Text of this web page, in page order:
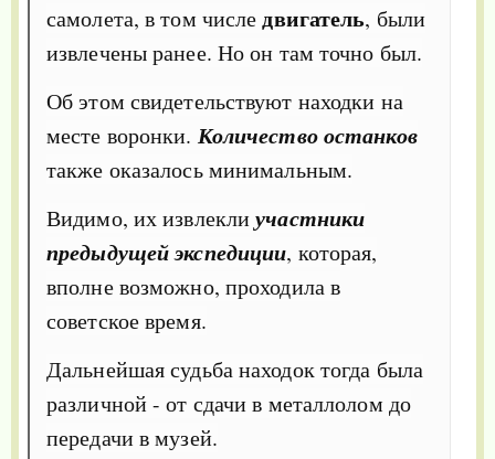
самолета, в том числедвигатель, были
извлечены ранее. Но он там точно был.
Об этом свидетельствуют находки на
месте воронки. Количество останков
также оказалось минимальным.
Видимо, их извлеклиучастники
предыдущей экспедиции, которая,
вполне возможно, проходила в
советское время.
Дальнейшая судьба находок тогда была
различной - от сдачи в металлолом до
передачи в музей.